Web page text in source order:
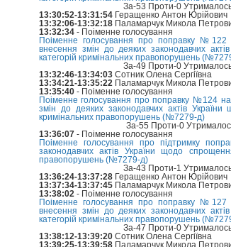
За-53 Проти-0
13:30:52-13:31:54 Геращенко Антон Юрійович
13:32:06-13:32:18 Паламарчук Микола
13:32:34 - Поіменне голосування
Поіменне голосування про поправку
внесення змін до деяких законодавчих
категорій кримінальних правопорушень
За-49 Проти-0
13:32:46-13:34:03 Сотник Олена Сергіївна
13:34:21-13:35:22 Паламарчук Микола
13:35:40 - Поіменне голосування
Поіменне голосування про поправку №124
змін до деяких законодавчих актів
кримінальних правопорушень (№7279-д)
За-55 Проти-0
13:36:07 - Поіменне голосування
Поіменне голосування про підтримку
законодавчих актів України щодо
правопорушень (№7279-д)
За-43 Проти-1
13:36:24-13:37:28 Геращенко Антон Юрійович
13:37:34-13:37:45 Паламарчук Микола
13:38:02 - Поіменне голосування
Поіменне голосування про поправку
внесення змін до деяких законодавчих
категорій кримінальних правопорушень
За-47 Проти-0
13:38:12-13:39:20 Сотник Олена Сергіївна